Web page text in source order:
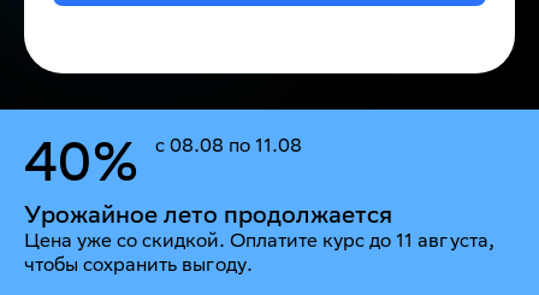
40% с 08.08 по 11.08
Урожайное лето продолжается
Цена уже со скидкой. Оплатите курс до 11 августа,
чтобы сохранить выгоду.